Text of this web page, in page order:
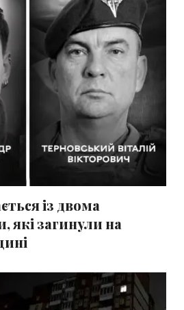
із двома
які загинули на